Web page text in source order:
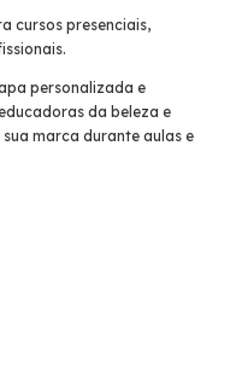
cursos presenciais,
personalizada e
da beleza e
marca durante aulas e